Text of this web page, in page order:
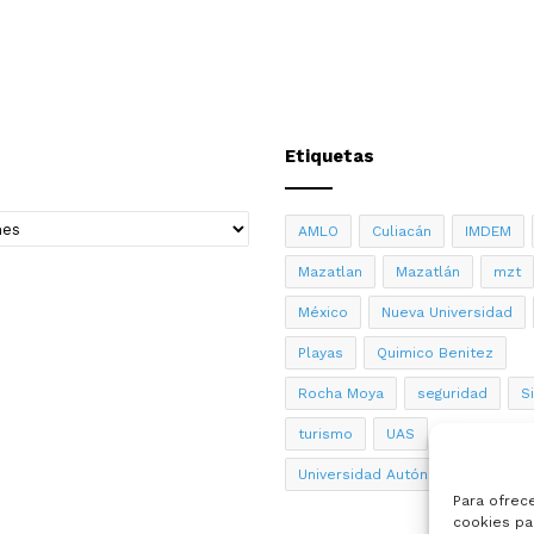
Para
cookies
Etiquetas
AMLO Culiacán IMDEM
Mazatlan Mazatlán mzt
México Nueva Universidad
Playas Quimico Benitez
Rocha Moya seguridad
turismo UAS
Universidad Autónoma de